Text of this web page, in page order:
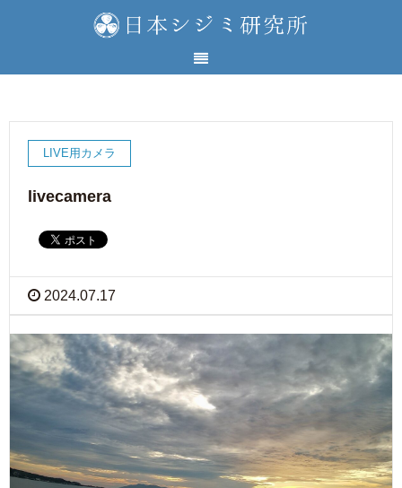
LIVE用カメラ
livecamera
2024.07.17